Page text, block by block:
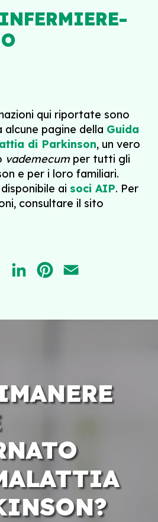
qui riportate sono
pagine della Guida
di Parkinson, un vero
vademecum per tutti gli
e per i loro familiari.
ai soci AIP. Per
consultare il sito
LINKEDINPINTEREST